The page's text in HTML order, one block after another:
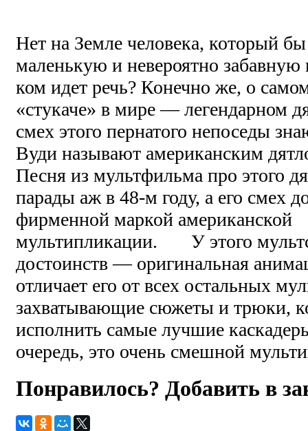
Нет на Земле человека, который бы
маленькую и невероятно забавную
ком идет речь? Конечно же, о
«стукаче» в мире — легендарном
смех этого пернатого непоседы
Вуди называют американским
Песня из мультфильма про этого
парады аж в 48-м году, а его смех
фирменной маркой американской
мультипликации. У этого
достоинств — оригинальная
отличает его от всех остальных
захватывающие сюжеты и трюки,
исполнить самые лучшие
очередь, это очень смешной
Понравилось? Добавить в